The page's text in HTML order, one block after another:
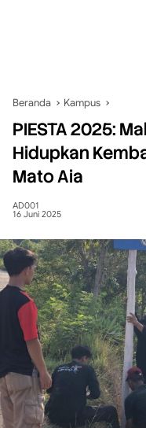
Beranda Kampus
PIESTA 2025:
Hidupkan
Mato Aia
AD001
16 Juni 2025